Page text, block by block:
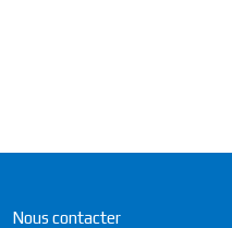
Nous contacter